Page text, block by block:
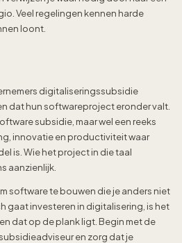
Veel regelingen kennen harde
loont.
digitaliseringssubsidie
dat hun softwareproject eronder valt.
subsidie, maar wel een reeks
innovatie en productiviteit waar
is. Wie het project in die taal
aanzienlijk.
software te bouwen die je anders niet
gaat investeren in digitalisering, is het
dat op de plank ligt. Begin met de
en zorg dat je